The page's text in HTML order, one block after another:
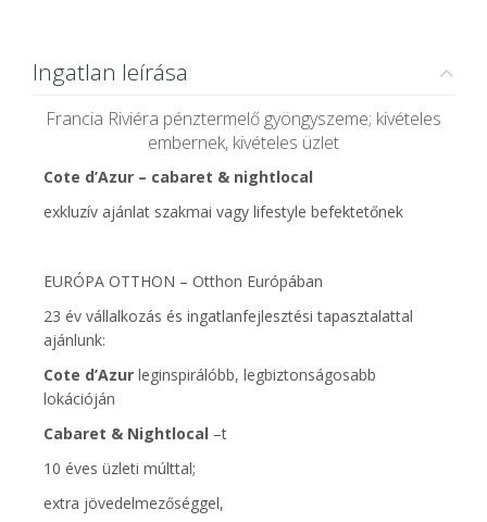
Ingatlan leírása
Francia Riviéra pénztermelő gyöngyszeme; kivételes
embernek, kivételes üzlet
Cote d’Azur – cabaret & nightlocal
exkluzív ajánlat szakmai vagy lifestyle befektetőnek
EURÓPA OTTHON – Otthon Európában
23 év vállalkozás és ingatlanfejlesztési tapasztalattal
ajánlunk:
Cote d’Azur leginspirálóbb, legbiztonságosabb
lokációján
Cabaret & Nightlocal –t
10 éves üzleti múlttal;
extra jövedelmezőséggel,